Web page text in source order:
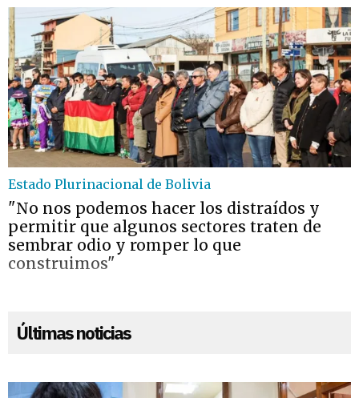
Estado Plurinacional de Bolivia
"No nos podemos hacer los distraídos y
permitir que algunos sectores traten de
sembrar odio y romper lo que
construimos"
Últimas noticias